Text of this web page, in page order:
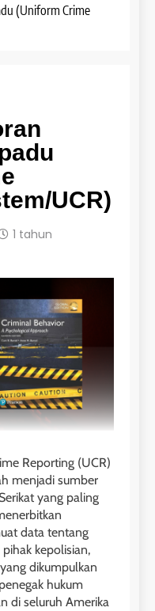
(Uniform Crime
UCR)
1 tahun
Reporting (UCR)
menjadi sumber
yang paling
data tentang
kepolisian,
dikumpulkan
hukum
di seluruh Amerika